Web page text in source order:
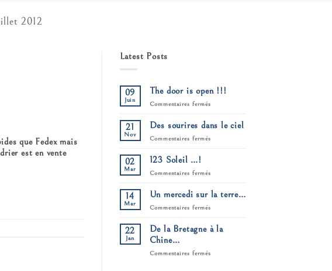
2012
que Fedex mais
est en vente
Latest Posts
09
Juin
The door is open !!!
Commentaires ferméssur
is
!!!
21
Nov
Des sourires dans le ciel
Commentaires ferméssur
ciel
02
Mar
123 Soleil …!
Commentaires ferméssur
…!
14
Mar
Un mercedi sur la terre…
Commentaires ferméssur
sur
22
Jan
De la Bretagne à la
Chine…
Commentaires ferméssur